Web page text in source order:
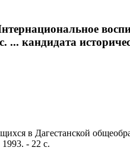
кандидата
в Дагестанской
- 22 с.